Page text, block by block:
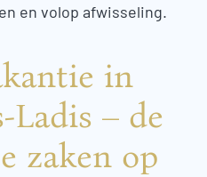
en volop afwisseling.
in
Ladis – de
zaken op